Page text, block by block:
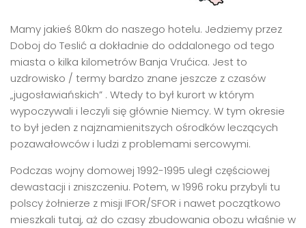
Mamy jakieś 80km do naszego hotelu. Jedziemy przez
Doboj do Teslić a dokładnie do oddalonego od tego
miasta o kilka kilometrów Banja Vrućica. Jest to
uzdrowisko / termy bardzo znane jeszcze z czasów
„jugosławiańskich” . Wtedy to był kurort w którym
wypoczywali i leczyli się głównie Niemcy. W tym okresie
to był jeden z najznamienitszych ośrodków leczących
pozawałowców i ludzi z problemami sercowymi.
Podczas wojny domowej 1992-1995 uległ częściowej
dewastacji i zniszczeniu. Potem, w 1996 roku przybyli tu
polscy żołnierze z misji IFOR/SFOR i nawet początkowo
mieszkali tutaj, aż do czasy zbudowania obozu właśnie w